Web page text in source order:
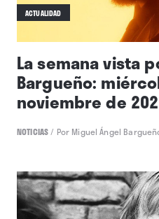
ACTUALIDAD
La semana vista
Bargueño:
noviembre de
NOTICIAS/ Por Miguel Ángel